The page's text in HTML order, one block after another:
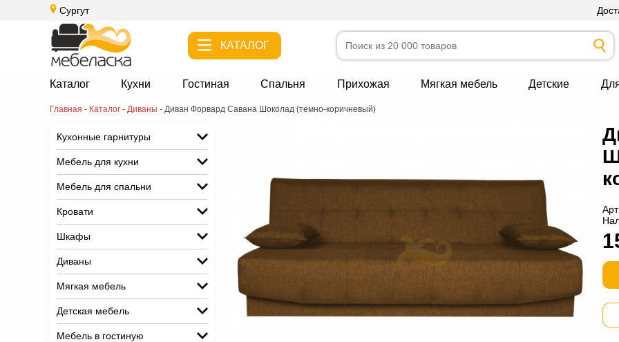
Сургут
КАТАЛОГ
Каталог Кухни Гостиная Спальня Прихожая Мягкая мебель Детские
Главная - Каталог - Диваны - Диван Форвард Савана Шоколад (темно-коричневый)
Кухонные гарнитуры
Мебель для кухни
Мебель для спальни
Кровати
Шкафы
Диваны
Мягкая мебель
Детская мебель
Мебель в гостиную